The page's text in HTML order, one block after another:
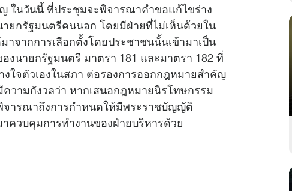
ในวันนี้ ที่ประชุมจะพิจารณาคำขอแก้ไขร่าง
กรัฐมนตรีคนนอก โดยมีฝ่ายที่ไม่เห็นด้วยใน
จากการเลือกตั้งโดยประชาชนนั้นเข้ามาเป็น
งนายกรัฐมนตรี มาตรา 181 และมาตรา 182 ที่
ใจตัวเองในสภา ต่อรองการออกกฎหมายสำคัญ
วามกังวลว่า หากเสนอกฎหมายนิรโทษกรรม
จารณาถึงการกำหนดให้มีพระราชบัญญัติ
วบคุมการทำงานของฝ่ายบริหารด้วย